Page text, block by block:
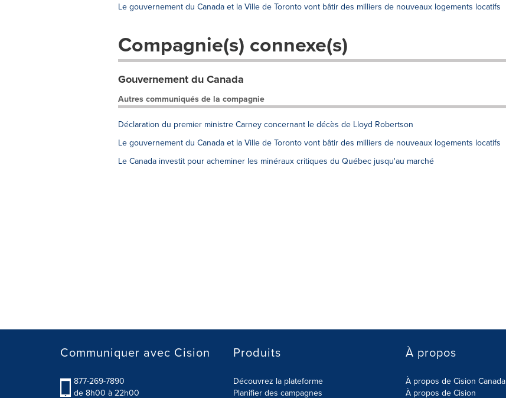
Le gouvernement du Canada et la Ville de Toronto vont bâtir des milliers de nouveaux logements locatifs
Compagnie(s) connexe(s)
Gouvernement du Canada
Autres communiqués de la compagnie
Déclaration du premier ministre Carney concernant le décès de Lloyd Robertson
Le gouvernement du Canada et la Ville de Toronto vont bâtir des milliers de nouveaux logements locatifs
Le Canada investit pour acheminer les minéraux critiques du Québec jusqu'au marché
Communiquer avec Cision
877-269-7890
de 8h00 à 22h00
Produits
Découvrez la plateforme
Planifier des campagnes
À propos
À propos de Cision Canada
À propos de Cision